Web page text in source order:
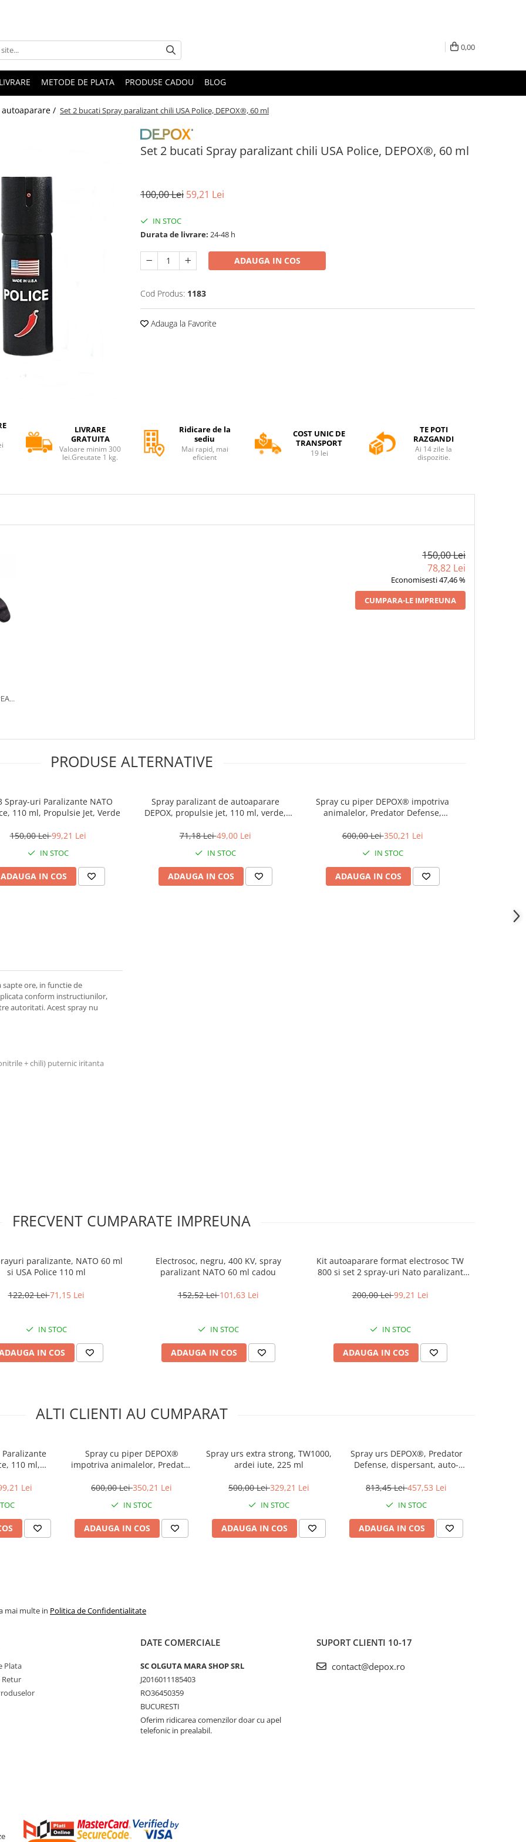
0,00
METODE DE PLATA PRODUSE CADOU BLOG
autoaparare / Set 2 bucati Spray paralizant chili USA Police, DEPOX®, 60 ml
Set 2 bucati Spray paralizant chili USA Police, DEPOX®, 60 ml
100,00 Lei 59,21 Lei
IN STOC
Durata de livrare: 24-48 h
ADAUGA IN COS
Cod Produs: 1183
Adauga la Favorite
LIVRARE
GRATUITA
Valoare minim 300
lei.Greutate 1 kg.
Ridicare de la
sediu
Mai rapid, mai
eficient
COST UNIC DE
TRANSPORT
19 lei
TE POTI
RAZGANDI
Ai 14 zile la
dispozitie.
150,00 Lei
78,82 Lei
Economisesti 47,46 %
CUMPARA-LE IMPREUNA
PRODUSE ALTERNATIVE
Spray-uri Paralizante NATO
110 ml, Propulsie Jet, Verde
150,00 Lei99,21 Lei
IN STOC
ADAUGA IN COS
Spray paralizant de autoaparare
DEPOX, propulsie jet, 110 ml, verde,
71,18 Lei49,00 Lei
IN STOC
ADAUGA IN COS
Spray cu piper DEPOX® impotriva
animalelor, Predator Defense,
600,00 Lei350,21 Lei
IN STOC
ADAUGA IN COS
sapte ore, in functie de
conform instructiunilor,
autoritati. Acest spray nu
+ chili) puternic iritanta
FRECVENT CUMPARATE IMPREUNA
paralizante, NATO 60 ml
si USA Police 110 ml
122,02 Lei71,15 Lei
IN STOC
IN COS
Electrosoc, negru, 400 KV, spray
paralizant NATO 60 ml cadou
152,52 Lei101,63 Lei
IN STOC
ADAUGA IN COS
Kit autoaparare format electrosoc TW
800 si set 2 spray-uri Nato paralizant
200,00 Lei99,21 Lei
IN STOC
ADAUGA IN COS
ALTI CLIENTI AU CUMPARAT
110 ml,
Lei
Spray cu piper DEPOX®
impotriva animalelor, Predator
aparare, 600 ml
600,00 Lei350,21 Lei
IN STOC
ADAUGA IN COS
Spray urs extra strong, TW1000,
ardei iute, 225 ml
500,00 Lei329,21 Lei
IN STOC
ADAUGA IN COS
Spray urs DEPOX®, Predator
Defense, dispersant, auto-
813,45 Lei457,53 Lei
IN STOC
ADAUGA IN COS
mai multe in Politica de Confidentialitate
Plata
Retur
DATE COMERCIALE
SC OLGUTA MARA SHOP SRL
J2016011185403
RO36450359
BUCURESTI
Oferim ridicarea comenzilor doar cu apel
telefonic in prealabil.
SUPORT CLIENTI 10-17
contact@depox.ro